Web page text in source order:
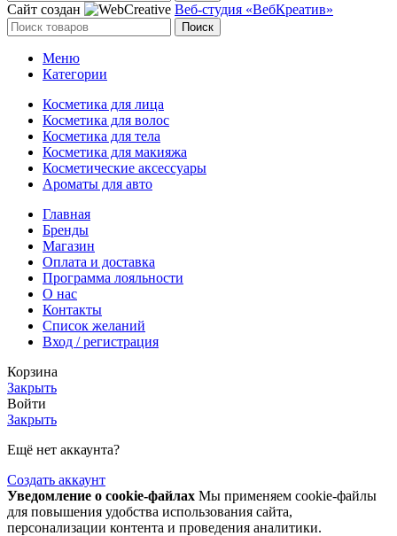
Сайт создан Веб-студия «ВебКреатив»
Поиск
Меню
Категории
Косметика для лица
Косметика для волос
Косметика для тела
Косметика для макияжа
Косметические аксессуары
Ароматы для авто
Главная
Бренды
Магазин
Оплата и доставка
Программа лояльности
О нас
Контакты
Список желаний
Вход / регистрация
Корзина
Закрыть
Войти
Закрыть
Ещё нет аккаунта?
Создать аккаунт
Уведомление о cookie-файлах Мы применяем cookie-файлы
для повышения удобства использования сайта,
персонализации контента и проведения аналитики.